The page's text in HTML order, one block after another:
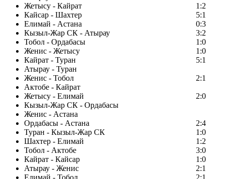
Жетысу - Кайрат
1:2
Кайсар - Шахтер
5:1
Елимай - Астана
0:3
Кызыл-Жар СК - Атырау
3:2
Тобол - Ордабасы
1:0
Женис - Жетысу
1:0
Кайрат - Туран
5:1
Атырау - Туран
Женис - Тобол
2:1
Актобе - Кайрат
Жетысу - Елимай
2:0
Кызыл-Жар СК - Ордабасы
Женис - Астана
Ордабасы - Астана
2:4
Туран - Кызыл-Жар СК
1:0
Шахтер - Елимай
1:2
Тобол - Актобе
3:0
Кайрат - Кайсар
1:0
Атырау - Женис
2:1